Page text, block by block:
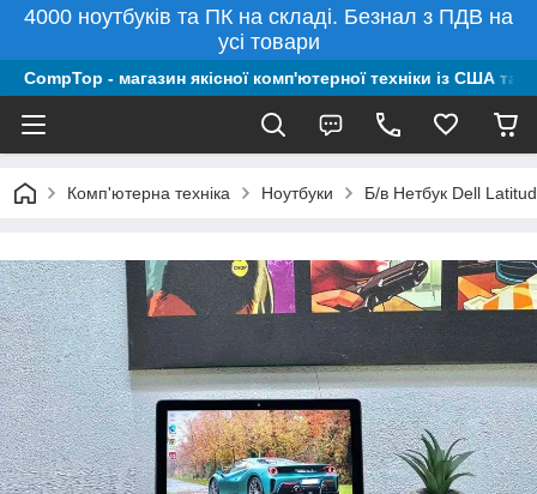
4000 ноутбуків та ПК на складі. Безнал з ПДВ на
усі товари
CompTop - магазин якісної комп'ютерної техніки із США та
Комп'ютерна техніка Ноутбуки Б/в Нетбук Dell